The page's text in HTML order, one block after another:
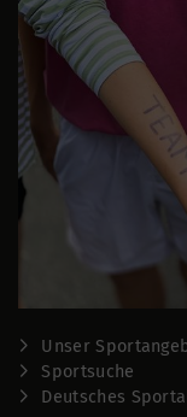
Unser
Sportsuche
Deutsches